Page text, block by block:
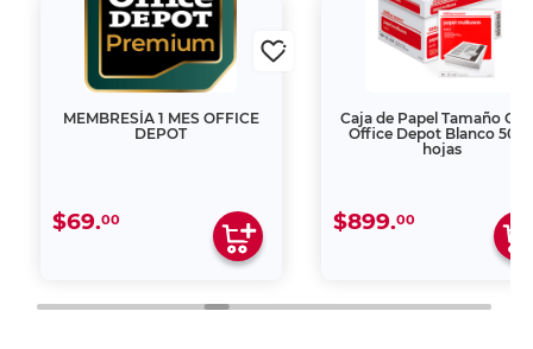
MEMBRESÍA 1 MES OFFICE
DEPOT
$69.00
Caja de Papel Tamaño
Office Depot Blanco
hojas
$899.00